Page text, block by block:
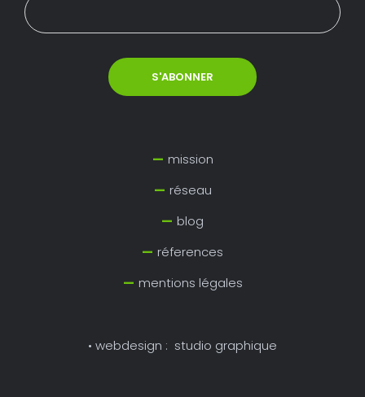
mission
réseau
blog
réferences
mentions légales
• webdesign : studio graphique